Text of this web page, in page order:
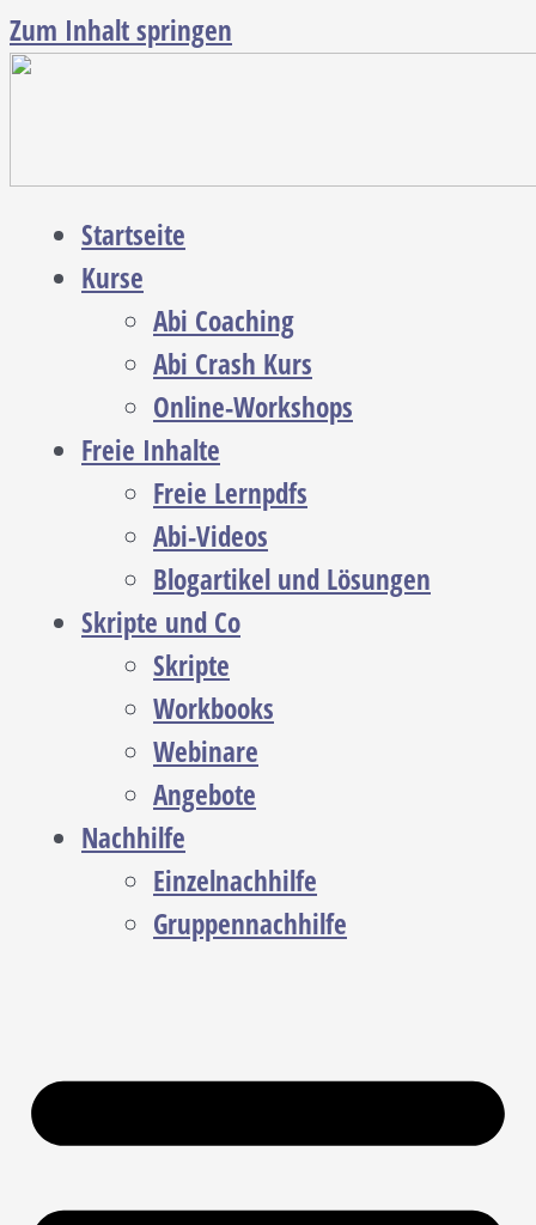
Zum Inhalt springen
Startseite
Kurse
Abi Coaching
Abi Crash Kurs
Online-Workshops
Freie Inhalte
Freie Lernpdfs
Abi-Videos
Blogartikel und Lösungen
Skripte und Co
Skripte
Workbooks
Webinare
Angebote
Nachhilfe
Einzelnachhilfe
Gruppennachhilfe